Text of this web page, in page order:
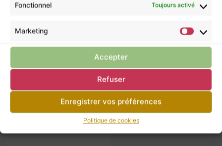
Fonctionnel Toujours activé
Marketing
Accepter
Refuser
Enregistrer vos préférences
Politique de cookies
35,00€ 34,00€